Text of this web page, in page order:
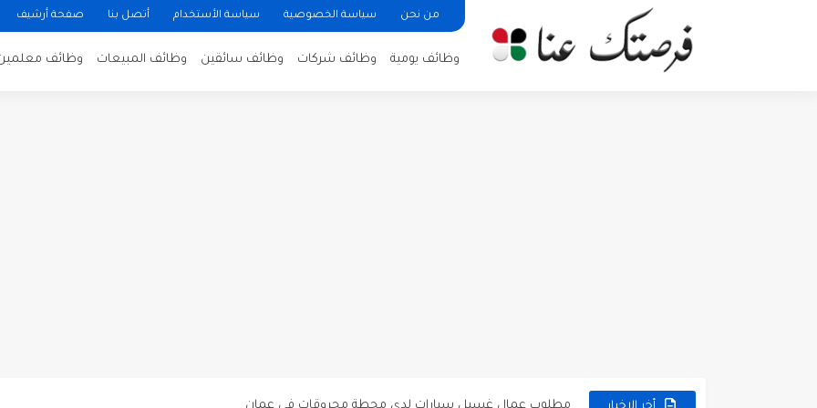
من نحن سياسة الخصوصية سياسة الأستخدام أتصل بنا صفحة أرشيف
وظائف يومية وظائف شركات وظائف سائقين وظائف المبيعات وظائف